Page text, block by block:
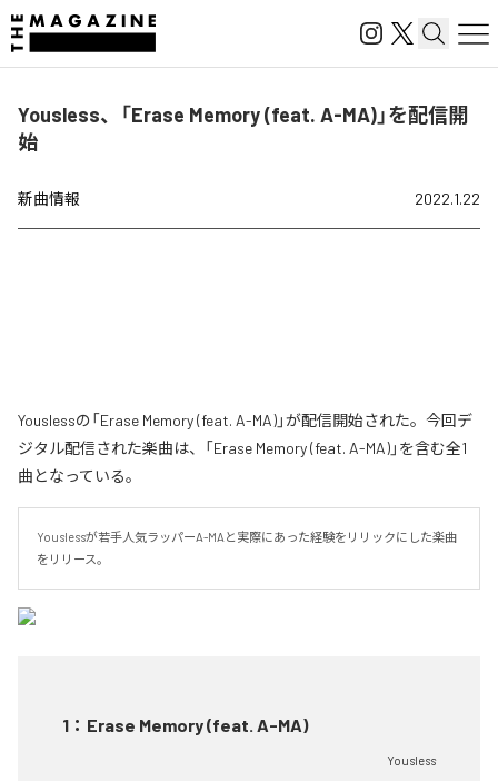
Yousless、「Erase Memory (feat. A-MA)」を配信開
始
新曲情報 2022.1.22
Youslessの「Erase Memory (feat. A-MA)」が配信開始された。今回デ
ジタル配信された楽曲は、「Erase Memory (feat. A-MA)」を含む全1
曲となっている。
Youslessが若手人気ラッパーA-MAと実際にあった経験をリリックにした楽曲
をリリース。
1 ： Erase Memory (feat. A-MA)
Yousless